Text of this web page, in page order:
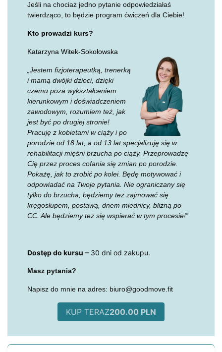
Jeśli na chociaż jedno pytanie odpowiedziałaś
twierdząco, to będzie program ćwiczeń dla Ciebie!
Kto prowadzi kurs?
Katarzyna Witek-Sokołowska
„Jestem fizjoterapeutką, trenerką
i mamą dwójki dzieci, dzięki
czemu poza wykształceniem
kierunkowym i doświadczeniem
zawodowym, rozumiem też, jak
jest być po drugiej stronie!
Pracuję z kobietami w ciąży i po
porodzie od 18 lat, a od 13 lat specjalizuję się w
rehabilitacji mięśni brzucha po ciąży. Przeprowadzę
Cię przez proces cofania się zmian po porodzie.
Pokażę, jak to zrobić po kolei. Będę motywować i
odpowiadać na Twoje pytania. Nie ograniczany się
tylko do brzucha, będziemy też zajmować się
kręgosłupem, postawą, dnem miednicy, blizną po
CC. Ale będziemy też się wspierać w tym procesie!”
Dostęp do kursu – 30 dni od zakupu.
Masz pytania?
Napisz do mnie na adres: biuro@goodmove.fit
KUP TERAZ200.00 PLN